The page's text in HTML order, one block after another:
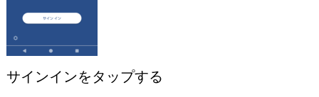
サインインをタップする